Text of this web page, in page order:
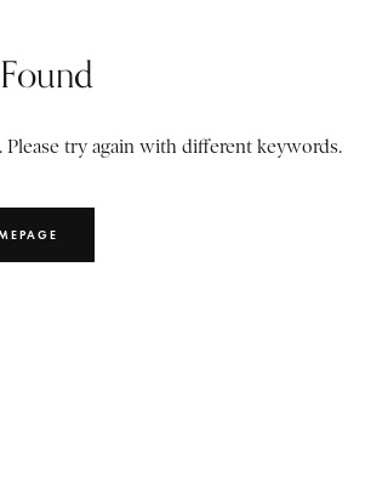
try again with different keywords.